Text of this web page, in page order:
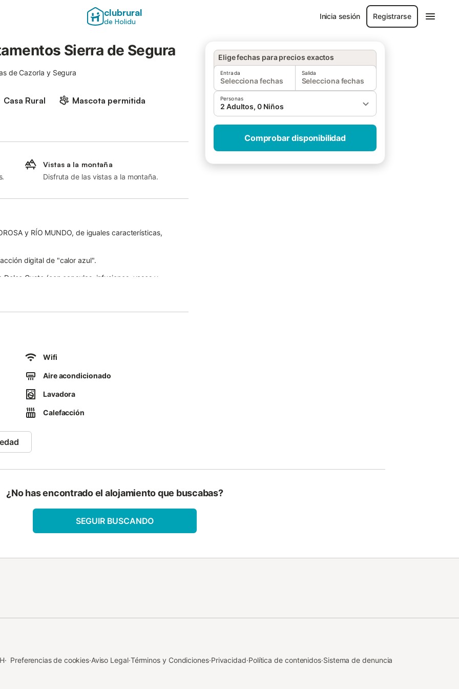
clubrural
de Holidu
Inicia sesión Registrarse
Sierra de Segura
de Cazorla y Segura
Casa Rural
Mascota permitida
Vistas a la montaña
Disfruta de las vistas a la montaña.
Elige fechas para precios exactos
Entrada
Selecciona fechas
Salida
Selecciona fechas
Personas
2 Adultos, 0 Niños
Comprobar disponibilidad
y RÍO MUNDO, de iguales características,
digital de "calor azul".
Gusto (con capsulas, infusiones, vasos y
un pequeño sofá cama para 1 niño.
un día no otro sí, no obstante si necesitasen una
disfrutar de la tranquilidad y del encanto del turismo
Wifi
Aire acondicionado
Lavadora
Calefacción
¿No has encontrado el alojamiento que buscabas?
SEGUIR BUSCANDO
· Preferencias de cookies·Aviso Legal·Términos y Condiciones·Privacidad·Política de contenidos·Sistema de denuncia